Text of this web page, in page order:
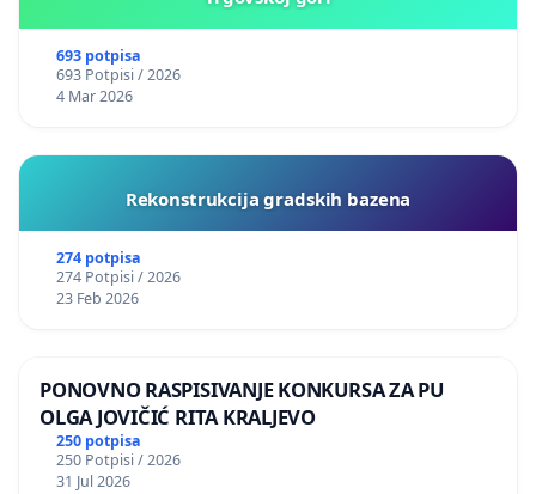
693 potpisa
693 Potpisi / 2026
4 Mar 2026
Rekonstrukcija gradskih bazena
274 potpisa
274 Potpisi / 2026
23 Feb 2026
PONOVNO RASPISIVANJE KONKURSA ZA PU
OLGA JOVIČIĆ RITA KRALJEVO
250 potpisa
250 Potpisi / 2026
31 Jul 2026